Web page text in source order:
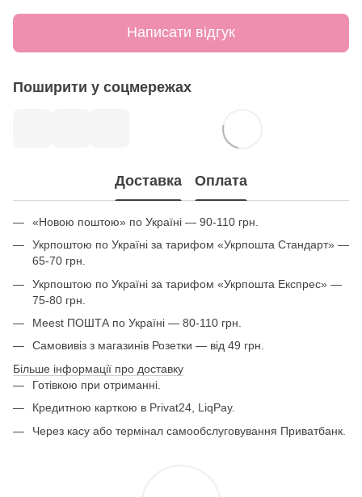
Написати відгук
Поширити у соцмережах
Доставка Оплата
«Новою поштою» по Україні — 90-110 грн.
Укрпоштою по Україні за тарифом «Укрпошта Стандарт» —
65-70 грн.
Укрпоштою по Україні за тарифом «Укрпошта Експрес» —
75-80 грн.
Meest ПОШТА по Україні — 80-110 грн.
Самовивіз з магазинів Розетки — від 49 грн.
Більше інформації про доставку
Готівкою при отриманні.
Кредитною карткою в Privat24, LiqPay.
Через касу або термінал самообслуговування Приватбанк.